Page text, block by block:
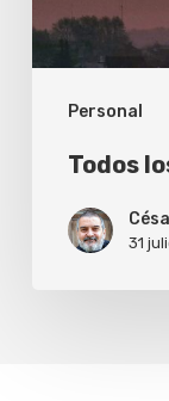
Personal
Todos
31